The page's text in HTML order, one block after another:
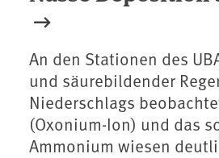
An den Stationen des
und säurebildender
Niederschlags
(Oxonium-Ion) und das
Ammonium wiesen